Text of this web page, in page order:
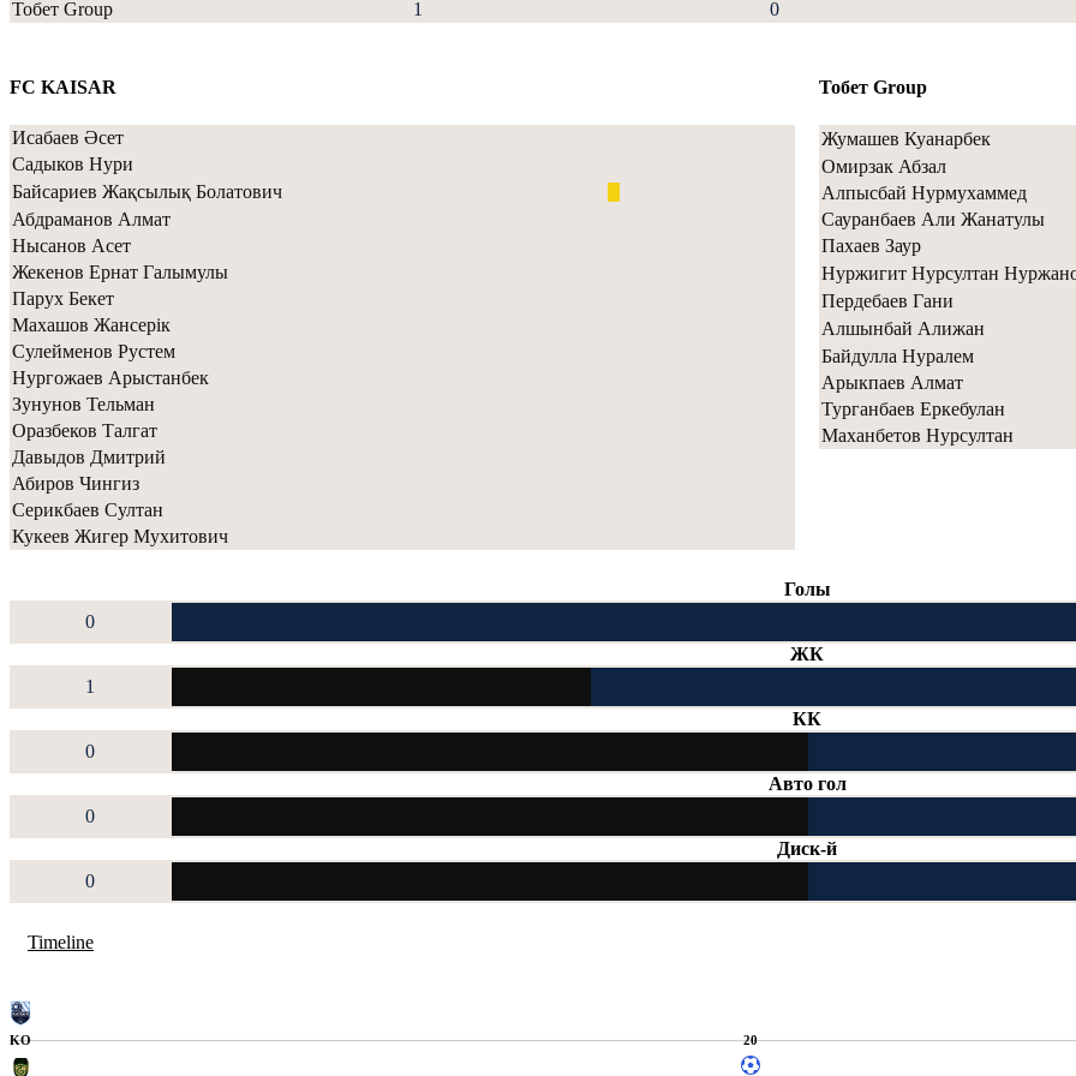
Тобет Group
1 0
FC KAISAR
Исабаев Әсет
Садыков Нури
Байсариев Жақсылық Болатович
Абдраманов Алмат
Нысанов Асет
Жекенов Ернат Галымулы
Парух Бекет
Махашов Жансерік
Сулейменов Рустем
Нургожаев Арыстанбек
Зунунов Тельман
Оразбеков Талгат
Давыдов Дмитрий
Абиров Чингиз
Серикбаев Султан
Кукеев Жигер Мухитович
Тобет Group
Жумашев Куанарбек
Омирзак Абзал
Алпысбай Нурмухаммед
Сауранбаев Али Жанатулы
Пахаев Заур
Нуржигит Нурсултан
Пердебаев Гани
Алшынбай Алижан
Байдулла Нуралем
Арыкпаев Алмат
Турганбаев Еркебулан
Маханбетов Нурсултан
Голы
0
ЖК
1
КК
0
Авто гол
0
Диск-й
0
Timeline
KO 20